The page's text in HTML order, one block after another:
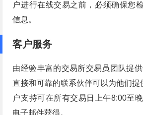
户进行在线交易之前，必须确保您
信息。
客户服务
由经验丰富的交易所交易员团队提
直接和可靠的联系伙伴可以为他们提
户支持可在所有交易日上午8:00至
电子邮件获得。